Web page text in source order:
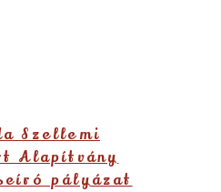
Szellemi
Alapítvány
pályázat